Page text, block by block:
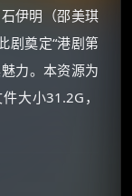
伊明（邵美琪
剧奠定“港剧第
力。本资源为
大小31.2G，